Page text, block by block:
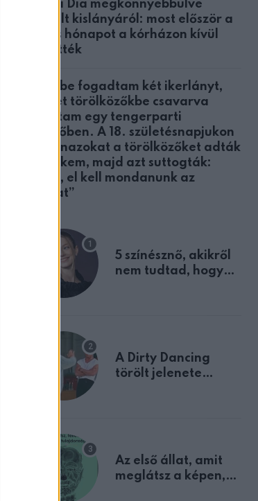
Nyári Dia megkönnyebbülve
mesélt kislányáról: most először a
teljes hónapot a kórházon kívül
töltötték
Örökbe fogadtam két ikerlányt,
akiket törölközőkbe csavarva
találtam egy tengerparti
öltözőben. A 18. születésnapjukon
ugyanazokat a törölközőket adták
át nekem, majd azt suttogták:
„Apa, el kell mondanunk az
igazat”
5 színésznő, akikről
nem tudtad, hogy
A Dirty Dancing
törölt jelenete
Az első állat, amit
meglátsz a képen,